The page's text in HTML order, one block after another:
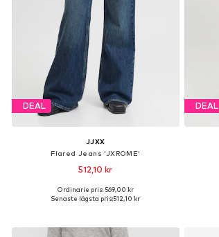
DEAL
JJXX
Flared Jeans 'JXROME'
512,10 kr
Tillgänglig i många storlekar
Ordinarie pris: 569,00 kr
Senaste lägsta pris:512,10 kr
DEAL